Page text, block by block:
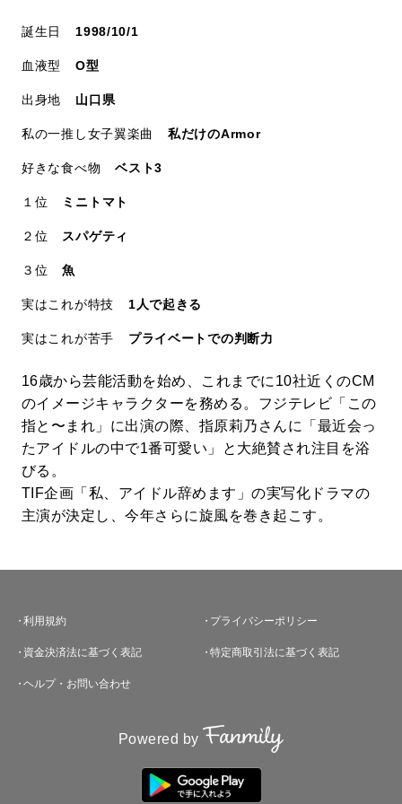
誕生日 1998/10/1
血液型 O型
出身地 山口県
私の一推し女子翼楽曲 私だけのArmor
好きな食べ物 ベスト3
１位 ミニトマト
２位 スパゲティ
３位 魚
実はこれが特技 1人で起きる
実はこれが苦手 プライベートでの判断力
16歳から芸能活動を始め、これまでに10社近くのCM
のイメージキャラクターを務める。フジテレビ「この
指と〜まれ」に出演の際、指原莉乃さんに「最近会っ
たアイドルの中で1番可愛い」と大絶賛され注目を浴
びる。
TIF企画「私、アイドル辞めます」の実写化ドラマの
主演が決定し、今年さらに旋風を巻き起こす。
利用規約 プライバシーポリシー
資金決済法に基づく表記 特定商取引法に基づく表記
ヘルプ・お問い合わせ
Powered by